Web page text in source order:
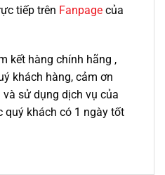
tiếp trên Fanpage của
kết hàng chính hãng ,
khách hàng, cảm ơn
sử dụng dịch vụ của
quý khách có 1 ngày tốt